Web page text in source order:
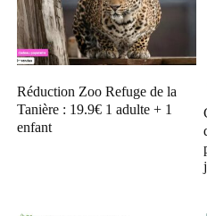
Réduction Zoo Refuge de la
Tanière : 19.9€ 1 adulte + 1
enfant